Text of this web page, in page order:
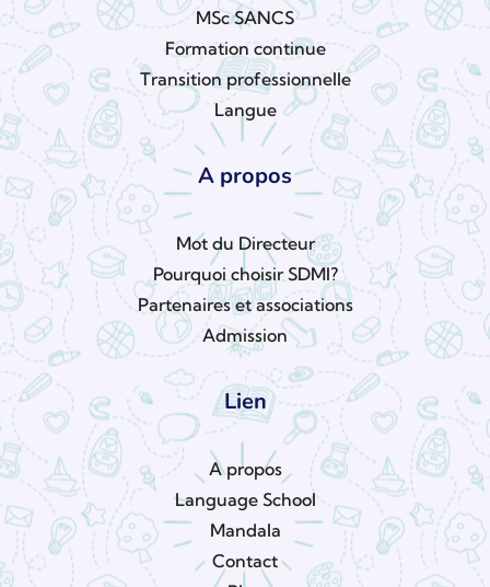
MSc SANCS
Formation continue
Transition professionnelle
Langue
A propos
Mot du Directeur
Pourquoi choisir SDMI?
Partenaires et associations
Admission
Lien
A propos
Language School
Mandala
Contact